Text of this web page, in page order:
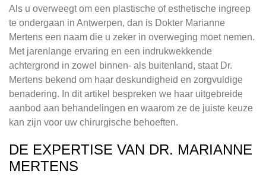
Als u overweegt om een plastische of esthetische ingreep
te ondergaan in Antwerpen, dan is Dokter Marianne
Mertens een naam die u zeker in overweging moet nemen.
Met jarenlange ervaring en een indrukwekkende
achtergrond in zowel binnen- als buitenland, staat Dr.
Mertens bekend om haar deskundigheid en zorgvuldige
benadering. In dit artikel bespreken we haar uitgebreide
aanbod aan behandelingen en waarom ze de juiste keuze
kan zijn voor uw chirurgische behoeften.
DE EXPERTISE VAN DR. MARIANNE
MERTENS